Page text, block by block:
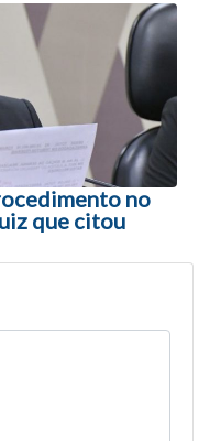
no
que citou